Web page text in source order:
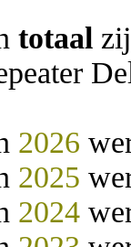
totaal
2026
2025
2024